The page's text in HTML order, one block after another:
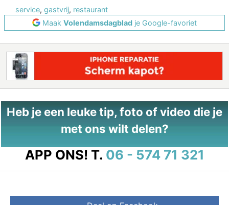
service, gastvrij, restaurant
Maak Volendamsdagblad je Google-favoriet
Heb je een leuke tip, foto of video die je
met ons wilt delen?
APP ONS! T. 06 - 574 71 321